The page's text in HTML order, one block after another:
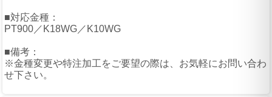
■対応金種：
PT900／K18WG／K10WG
■備考：
※金種変更や特注加工をご要望の際は、お気軽にお問い合わ
せ下さい。